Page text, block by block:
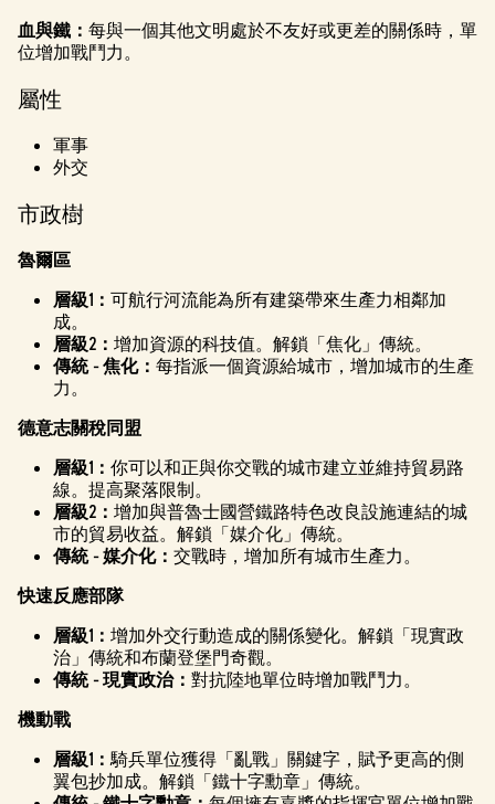
血與鐵： 每與一個其他文明處於不友好或更差的關係時，單
位增加戰鬥力。
屬性
軍事
外交
市政樹
魯爾區
層級1： 可航行河流能為所有建築帶來生產力相鄰加
成。
層級2： 增加資源的科技值。解鎖「焦化」傳統。
傳統 - 焦化： 每指派一個資源給城市，增加城市的生產
力。
德意志關稅同盟
層級1： 你可以和正與你交戰的城市建立並維持貿易路
線。提高聚落限制。
層級2： 增加與普魯士國營鐵路特色改良設施連結的城
市的貿易收益。解鎖「媒介化」傳統。
傳統 - 媒介化： 交戰時，增加所有城市生產力。
快速反應部隊
層級1： 增加外交行動造成的關係變化。解鎖「現實政
治」傳統和布蘭登堡門奇觀。
傳統 - 現實政治： 對抗陸地單位時增加戰鬥力。
機動戰
層級1：騎兵單位獲得「亂戰」關鍵字，賦予更高的側
翼包抄加成。解鎖「鐵十字勳章」傳統。